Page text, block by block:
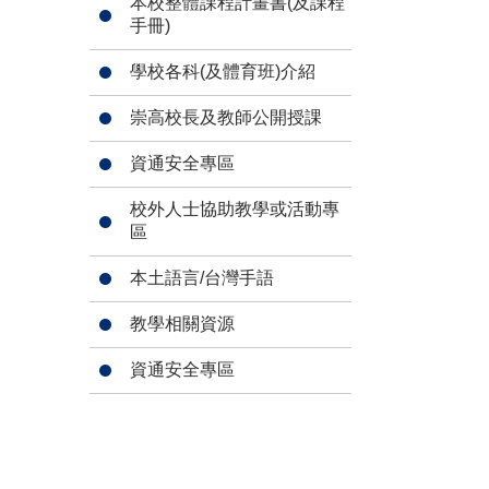
手冊)
學校各科(及體育班)介紹
崇高校長及教師公開授課
資通安全專區
校外人士協助教學或活動專
區
本土語言/台灣手語
教學相關資源
資通安全專區